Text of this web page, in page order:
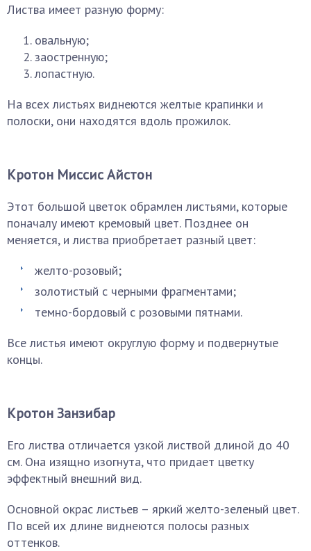
Листва имеет разную форму:
овальную;
заостренную;
лопастную.
На всех листьях виднеются желтые крапинки и
полоски, они находятся вдоль прожилок.
Кротон Миссис Айстон
Этот большой цветок обрамлен листьями, которые
поначалу имеют кремовый цвет. Позднее он
меняется, и листва приобретает разный цвет:
желто-розовый;
золотистый с черными фрагментами;
темно-бордовый с розовыми пятнами.
Все листья имеют округлую форму и подвернутые
концы.
Кротон Занзибар
Его листва отличается узкой листвой длиной до 40
см. Она изящно изогнута, что придает цветку
эффектный внешний вид.
Основной окрас листьев – яркий желто-зеленый цвет.
По всей их длине виднеются полосы разных
оттенков.